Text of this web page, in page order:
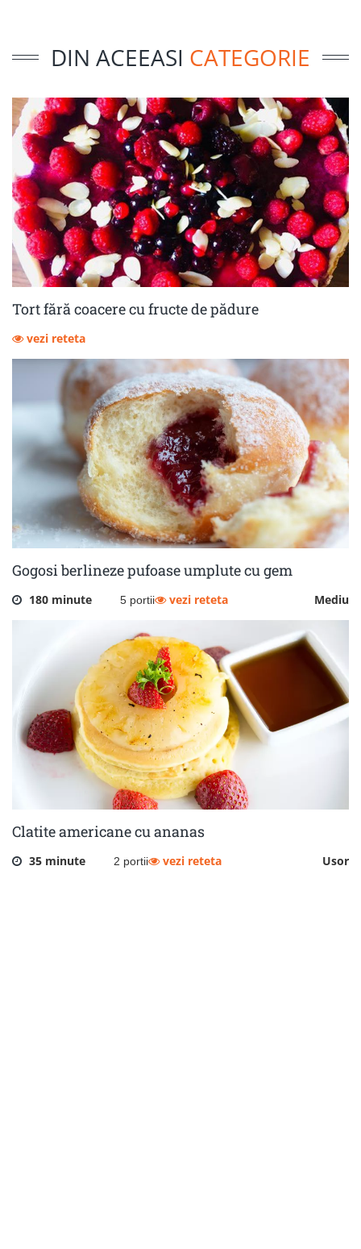
DIN ACEEASI CATEGORIE
Tort fără coacere cu fructe de pădure
vezi reteta
Gogosi berlineze pufoase umplute cu gem
180 minute 5 portii Mediu
vezi reteta
Clatite americane cu ananas
35 minute 2 portii Usor
vezi reteta